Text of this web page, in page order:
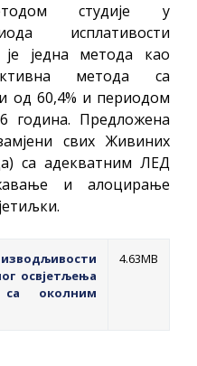
студије у
исплативости
је једна метода као
метода са
од 60,4% и периодом
година. Предложена
свих Живиних
са адекватним ЛЕД
и алоцирање
освјетљења
околним
4.63MB